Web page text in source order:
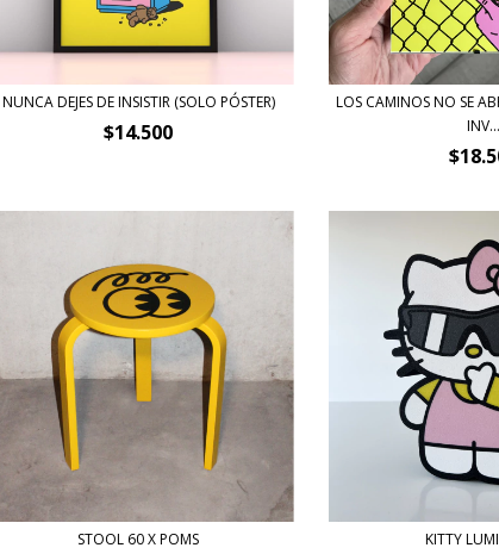
NUNCA DEJES DE INSISTIR (SOLO PÓSTER)
$14.500
LOS CAMINOS NO SE
INV...
STOOL 60 X POMS KITTY